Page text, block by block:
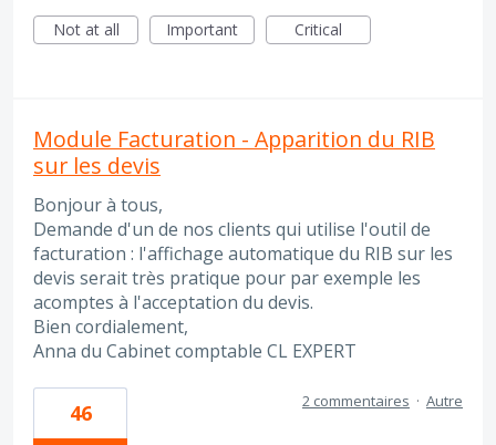
Not at all
Important Critical
Module Facturation - Apparition du RIB
sur les devis
Bonjour à tous,
Demande d'un de nos clients qui utilise l'outil de
facturation : l'affichage automatique du RIB sur les
devis serait très pratique pour par exemple les
acomptes à l'acceptation du devis.
Bien cordialement,
Anna du Cabinet comptable CL EXPERT
46 2 commentaires · Autre